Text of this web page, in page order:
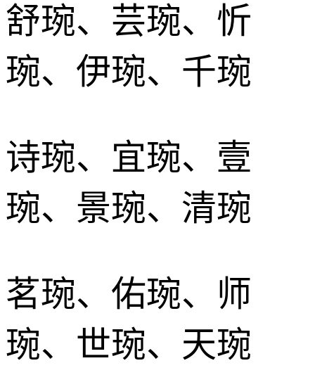
舒琬、芸琬、忻
琬、伊琬、千琬
诗琬、宜琬、壹
琬、景琬、清琬
茗琬、佑琬、师
琬、世琬、天琬